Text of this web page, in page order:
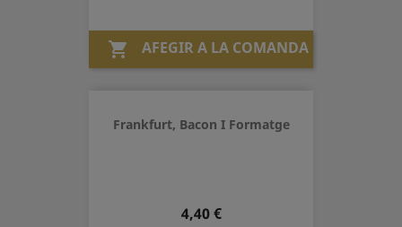
 AFEGIR A LA COMANDA
Frankfurt, Bacon I Formatge
Preu
4,40 €